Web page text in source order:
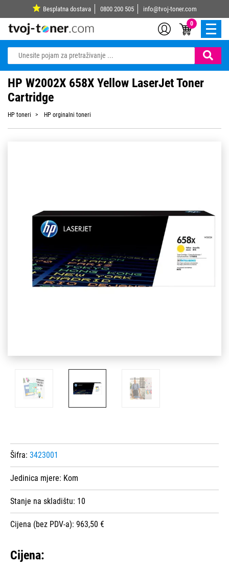
Besplatna dostava 0800 200 505 info@tvoj-toner.com
0
HP W2002X 658X Yellow LaserJet Toner
Cartridge
HP toneri HP orginalni toneri
Šifra: 3423001
Jedinica mjere: Kom
Stanje na skladištu: 10
Cijena (bez PDV-a): 963,50 €
Cijena: